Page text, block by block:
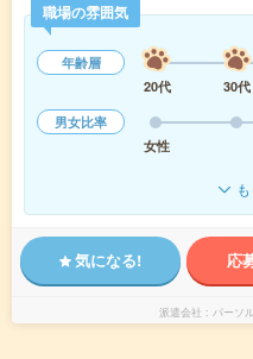
職場の雰囲気
年齢層
20代
30代
男女比率
女性
気になる! 応
派遣会社 パーソ